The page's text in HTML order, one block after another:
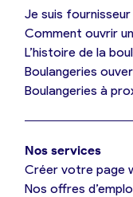
Mes tarifs
Je référence
Je suis fournisseur
Comment ouvrir
L’histoire de la
Boulangeries
Boulangeries à
Nos services
Créer votre page
Nos offres